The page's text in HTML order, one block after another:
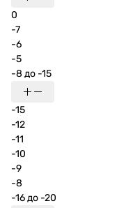
0
-7
-6
-5
-8 до -15
-15
-12
-11
-10
-9
-8
-16 до -20